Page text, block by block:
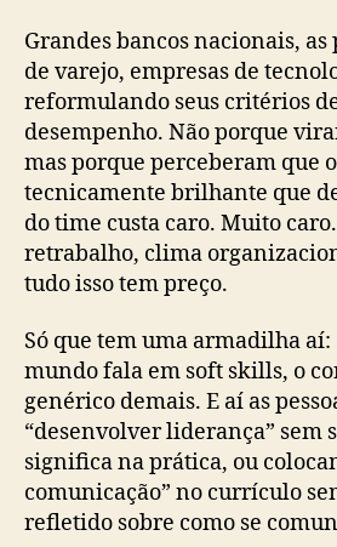
Grandes bancos nacionais,
de varejo, empresas de
reformulando seus critérios
desempenho. Não porque
mas porque perceberam que
tecnicamente brilhante que
do time custa caro. Muito
retrabalho, clima
tudo isso tem preço.
Só que tem uma armadilha
mundo fala em soft skills, o
genérico demais. E aí as
“desenvolver liderança” sem
significa na prática, ou
comunicação” no currículo
refletido sobre como se